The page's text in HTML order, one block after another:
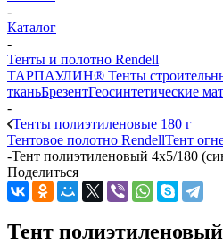
-
Каталог
-
Тенты и полотно Rendell
ТАРПАУЛИН® Тенты
тканьБрезентГеосинтетические
-
Тенты полиэтиленовые 180 г
Тентовое полотно RendellТент
-Тент полиэтиленовый 4x5/180
Поделиться
Тент